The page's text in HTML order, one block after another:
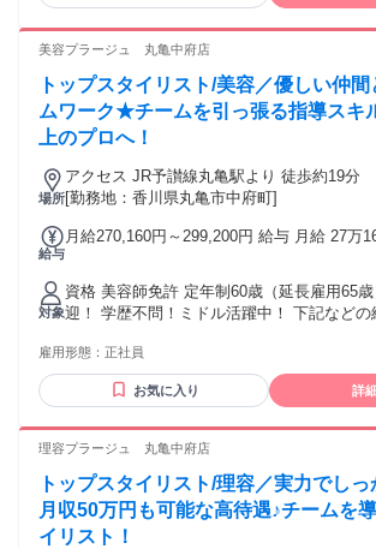
美容プラージュ 丸亀中府店
トップスタイリスト/美容／優しい仲
ムワーク★チームを引っ張る指導スキ
上のプロへ！
場所
アクセス JR予讃線丸亀駅より 徒歩約19分
[勤務地：香川県丸亀市中府町]
給与
月給270,160円～299,200円 給与 月給 27万
7万4,800円 研修中 月給 27万160円～29万9,200円（研修期間
6 ヶ月） 研修中 固定残業時間（トータル）
残業代 6万7,540円～7万4,800円 ※固定時間外手当44時間分を
含む。超過分は別途支給。 ※上記給与は22
特別手当は店舗売上に応じて支給 ✂あなたの経験・技術に見
合った給与をしっかりご用意！ 【例】 ★
20代トップスタイリスト(入社4年目)：月給
給＋手当＋インセンティブ含む ＼研修中も安心／ 研修期間中
も給与は同額支給だから、収入面の不安ナシ◎ ＼がん
元！／ 店舗の売上に応じて毎月「売上特別
がきちんとカタチになります
対象
資格 美容師免許 定年制60歳（延長雇用65
迎！ 学歴不問！ミドル活躍中！ 下記などの
ラー専門店・美容サロンなどで、美容師 ス
カット、ヘアセット、ヘッドスパなど
雇用形態： 正社員
お気に入り 詳
理容プラージュ 丸亀中府店
トップスタイリスト/理容／実力でしっ
月収50万円も可能な高待遇♪チームを
イリスト！